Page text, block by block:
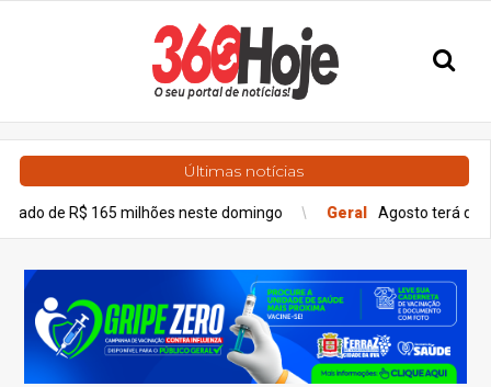
Últimas notícias
milhões neste domingo Geral Agosto terá dois eclipses;